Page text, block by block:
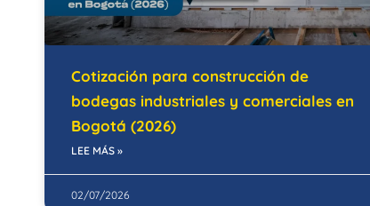
Cotización para construcción de
bodegas industriales y comerciales en
Bogotá (2026)
LEE MÁS »
02/07/2026